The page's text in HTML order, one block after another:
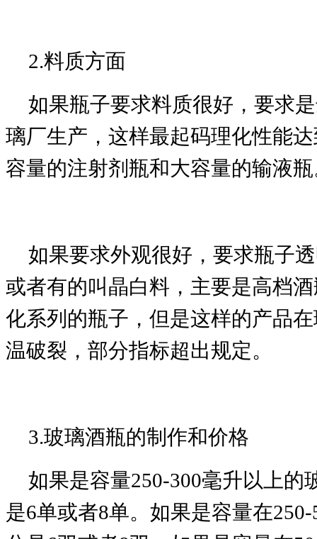
2.料质方面
如果瓶子要求料质很好，要求
璃厂生产，这样最起码理化性能
容量的注射剂瓶和大容量的输液
如果要求外观很好，要求瓶子
或者有的叫晶白料，主要是高档
化系列的瓶子，但是这样的产品
温破裂，部分指标超出规定。
3.玻璃酒瓶的制作和价格
如果是容量250-300毫升以上
是6单或者8单。 如果是容量在